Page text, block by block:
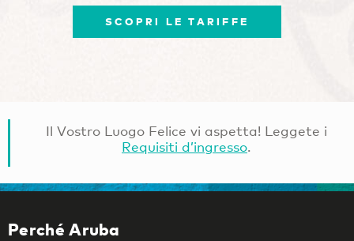
SCOPRI LE TARIFFE
Il Vostro Luogo Felice vi aspetta! Leggete i
Requisiti d’ingresso.
Perché Aruba